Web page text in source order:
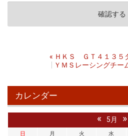
« ＨＫＳ ＧＴ４１３５
ＹＭＳレーシングチー
カレンダー
« 5月 »
日 月 火 水